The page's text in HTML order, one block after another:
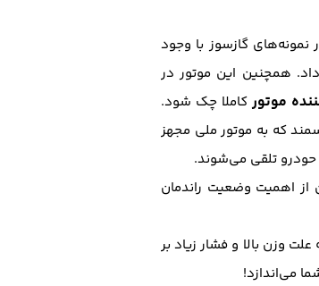
نمونه‌های گازسوز با وجود
همچنین این موتور در
موتورکاملا چک شود.
که به موتور ملی مجهز
تلقی می‌شوند.
از اهمیت وضعیت راندمان
وزن بالا و فشار زیاد بر
می‌اندازد!‌